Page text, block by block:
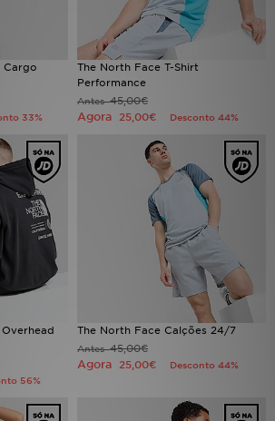
Cargo
33%
The North Face T-Shirt
Performance
Antes45,00€
Agora 25,00€ Desconto 44%
56%
The North Face Calções 24/7
Antes45,00€
Agora 25,00€ Desconto 44%
DA APP